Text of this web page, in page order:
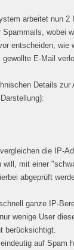
arbeitet nun
wobei
entscheiden, wie
E-Mail
Details
die IP-
mit einer
abgeprüft
ganze IP-
wenige User
berücksichtigt.
auf Spam